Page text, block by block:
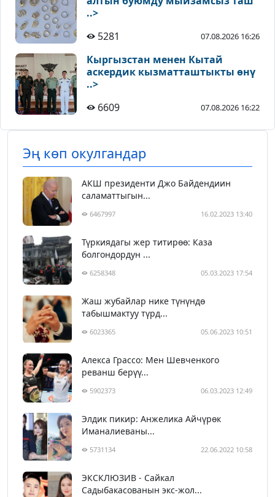
..>
5281
07.08.2026 16:26
Кыргызстан менен Кытай
аскердик кызматташтыкты өнү
..>
6609
07.08.2026 16:22
Эң көп окулгандар
АКШ президенти Джо Байдендиин
саламаттыгын...
6467997 16.02.2023 13:40
Түркиядагы жер титирөө: Каза
болгондордун ...
6258348 05.03.2023 17:54
Жаш жубайлар нике түнүндө
табышмактуу түрд...
6023365 05.06.2023 10:51
Алекса Грассо: Мен Шевченкого
реванш берүү...
5902373 06.03.2023 12:49
Элдик пикир: Анжелика Айчүрөк
Иманалиеваны...
5731134 22.06.2022 10:58
ЭКСКЛЮЗИВ - Сайкал
Садыбакасованын экс-жол...